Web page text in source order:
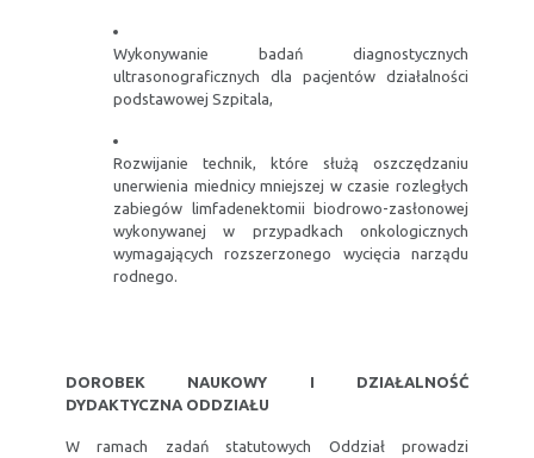
Wykonywanie badań diagnostycznych
ultrasonograficznych dla pacjentów działalności
podstawowej Szpitala,
Rozwijanie technik, które służą oszczędzaniu
unerwienia miednicy mniejszej w czasie rozległych
zabiegów limfadenektomii biodrowo-zasłonowej
wykonywanej w przypadkach onkologicznych
wymagających rozszerzonego wycięcia narządu
rodnego.
DOROBEK NAUKOWY I DZIAŁALNOŚĆ
DYDAKTYCZNA ODDZIAŁU
W ramach zadań statutowych Oddział prowadzi